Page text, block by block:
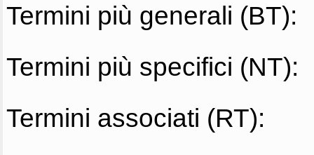
Termini più generali (BT):
Termini più specifici (NT):
Termini associati (RT):